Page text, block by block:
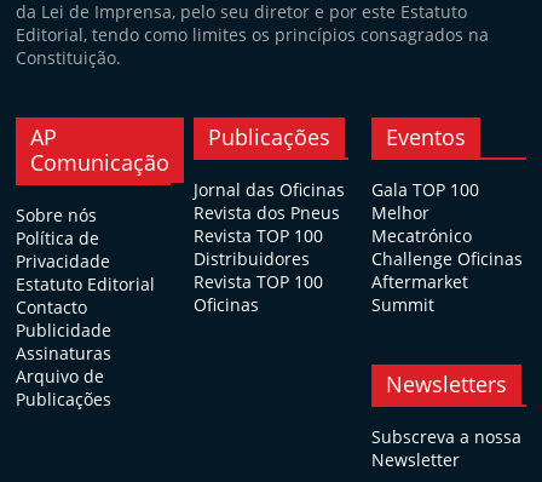
da Lei de Imprensa, pelo seu diretor e por este Estatuto
Editorial, tendo como limites os princípios consagrados na
Constituição.
AP
Comunicação
Sobre nós
Política de
Privacidade
Estatuto Editorial
Contacto
Publicidade
Assinaturas
Arquivo de
Publicações
Publicações
Jornal das Oficinas
Revista dos Pneus
Revista TOP 100
Distribuidores
Revista TOP 100
Oficinas
Eventos
Gala TOP 100
Melhor
Mecatrónico
Challenge Oficinas
Aftermarket
Summit
Newsletters
Subscreva a nossa
Newsletter